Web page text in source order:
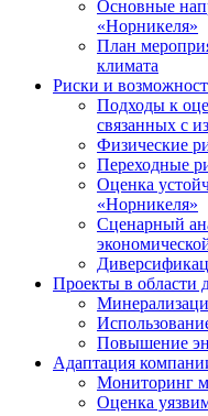
Основные
«Норникеля»
План
климата
Риски и
Подходы к
связанных с
Физические
Переходные
Оценка
«Норникеля»
Сценарный
Проекты в области
Повышение
Адаптация
Мониторинг
Оценка